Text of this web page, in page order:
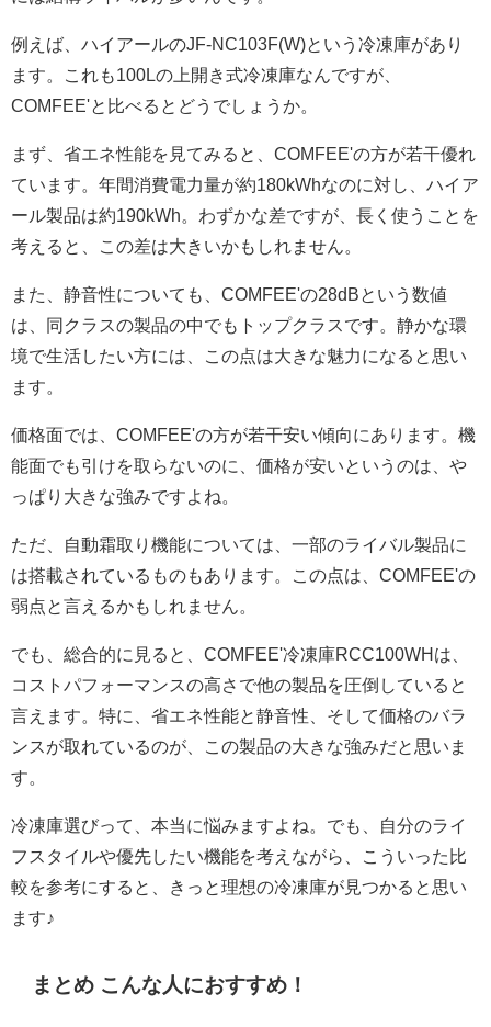
例えば、ハイアールのJF-NC103F(W)という冷凍庫があり
ます。これも100Lの上開き式冷凍庫なんですが、
COMFEE'と比べるとどうでしょうか。
まず、省エネ性能を見てみると、COMFEE'の方が若干優れ
ています。年間消費電力量が約180kWhなのに対し、ハイア
ール製品は約190kWh。わずかな差ですが、長く使うことを
考えると、この差は大きいかもしれません。
また、静音性についても、COMFEE'の28dBという数値
は、同クラスの製品の中でもトップクラスです。静かな環
境で生活したい方には、この点は大きな魅力になると思い
ます。
価格面では、COMFEE'の方が若干安い傾向にあります。機
能面でも引けを取らないのに、価格が安いというのは、や
っぱり大きな強みですよね。
ただ、自動霜取り機能については、一部のライバル製品に
は搭載されているものもあります。この点は、COMFEE'の
弱点と言えるかもしれません。
でも、総合的に見ると、COMFEE'冷凍庫RCC100WHは、
コストパフォーマンスの高さで他の製品を圧倒していると
言えます。特に、省エネ性能と静音性、そして価格のバラ
ンスが取れているのが、この製品の大きな強みだと思いま
す。
冷凍庫選びって、本当に悩みますよね。でも、自分のライ
フスタイルや優先したい機能を考えながら、こういった比
較を参考にすると、きっと理想の冷凍庫が見つかると思い
ます♪
まとめ こんな人におすすめ！